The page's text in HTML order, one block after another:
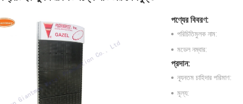
পণ্যের বিবরণ:
পরিচিতিমুলক নাম:
মডেল নম্বার:
প্রদান:
ন্যূনতম চাহিদার পরিমাণ:
মূল্য: